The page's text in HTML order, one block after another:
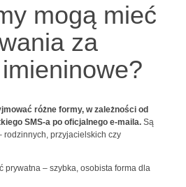
mogą mieć
za
różne formy, w zależności od
SMS-a po oficjalnego e-maila.Są
rodzinnych, przyjacielskich czy
prywatna – szybka, osobista forma dla